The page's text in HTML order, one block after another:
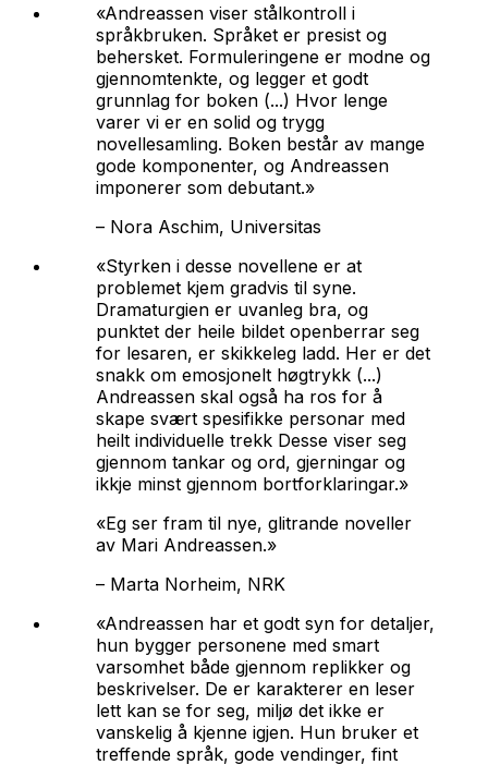
«Andreassen viser stålkontroll i
språkbruken. Språket er presist og
behersket. Formuleringene er modne og
gjennomtenkte, og legger et godt
grunnlag for boken (...) Hvor lenge
varer vi er en solid og trygg
novellesamling. Boken består av mange
gode komponenter, og Andreassen
imponerer som debutant.»
– Nora Aschim, Universitas
«Styrken i desse novellene er at
problemet kjem gradvis til syne.
Dramaturgien er uvanleg bra, og
punktet der heile bildet openberrar seg
for lesaren, er skikkeleg ladd. Her er det
snakk om emosjonelt høgtrykk (...)
Andreassen skal også ha ros for å
skape svært spesifikke personar med
heilt individuelle trekk Desse viser seg
gjennom tankar og ord, gjerningar og
ikkje minst gjennom bortforklaringar.»
«Eg ser fram til nye, glitrande noveller
av Mari Andreassen.»
– Marta Norheim, NRK
«Andreassen har et godt syn for detaljer,
hun bygger personene med smart
varsomhet både gjennom replikker og
beskrivelser. De er karakterer en leser
lett kan se for seg, miljø det ikke er
vanskelig å kjenne igjen. Hun bruker et
treffende språk, gode vendinger, fint